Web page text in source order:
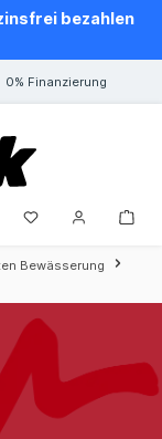
bezahlen
0% Finanzierung
Bewässerung